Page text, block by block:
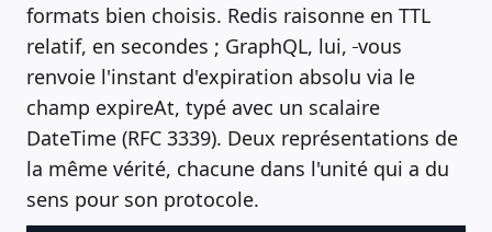
formats bien choisis. Redis raisonne en TTL
relatif, en secondes ; GraphQL, lui, vous
renvoie l'instant d'expiration absolu via le
champ expireAt, typé avec un scalaire
DateTime (RFC 3339). Deux représentations de
la même vérité, chacune dans l'unité qui a du
sens pour son protocole.